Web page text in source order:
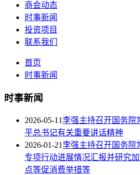
商会动态
时事新闻
投资项目
联系我们
首页
时事新闻
时事新闻
2026-05-11李强主持召开国务院
平总书记有关重要讲话精神
2026-01-21李强主持召开国务院
专项行动进展情况汇报并研究
点等促消费举措等